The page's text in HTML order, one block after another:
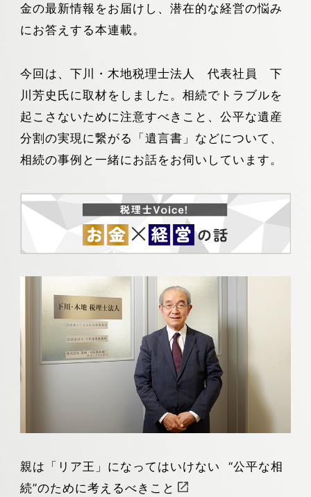
金の最新情報をお届けし、潜在的な経営の悩み
にお答えする本連載。
今回は、下川・木地税理士法人 代表社員 下
川芳史氏に取材をしました。相続でトラブルを
起こさないために注意すべきこと、公平な遺産
分割の実現に繋がる「遺言書」などについて、
相続の事例と一緒にお話をお伺いしています。
親は「リア王」になってはいけない “公平な相
続”のために考えるべきこと